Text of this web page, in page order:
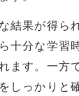
結果が得ら
十分な学習
ます。一方
しっかりと